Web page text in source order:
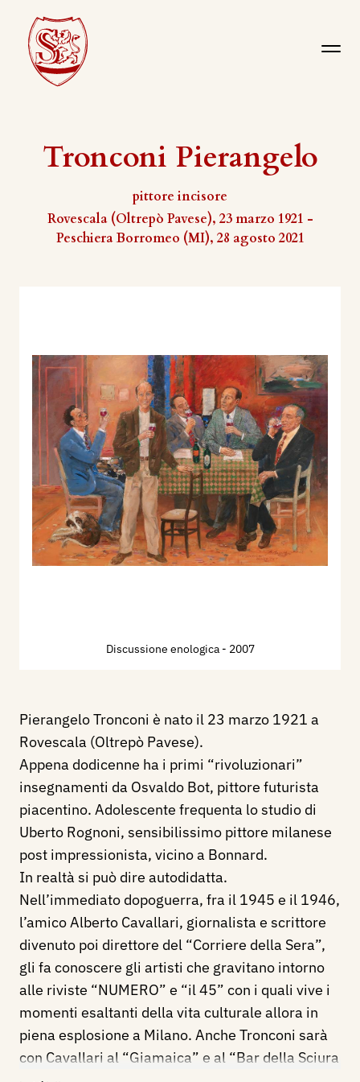
Tronconi Pierangelo
pittore incisore
Rovescala (Oltrepò Pavese), 23 marzo 1921 -
Peschiera Borromeo (MI), 28 agosto 2021
Discussione enologica - 2007
Pierangelo Tronconi è nato il 23 marzo 1921 a
Rovescala (Oltrepò Pavese).
Appena dodicenne ha i primi “rivoluzionari”
insegnamenti da Osvaldo Bot, pittore futurista
piacentino. Adolescente frequenta lo studio di
Uberto Rognoni, sensibilissimo pittore milanese
post impressionista, vicino a Bonnard.
In realtà si può dire autodidatta.
Nell’immediato dopoguerra, fra il 1945 e il 1946,
l’amico Alberto Cavallari, giornalista e scrittore
divenuto poi direttore del “Corriere della Sera”,
gli fa conoscere gli artisti che gravitano intorno
alle riviste “NUMERO” e “il 45” con i quali vive i
momenti esaltanti della vita culturale allora in
piena esplosione a Milano. Anche Tronconi sarà
con Cavallari al “Giamaica” e al “Bar della Sciura